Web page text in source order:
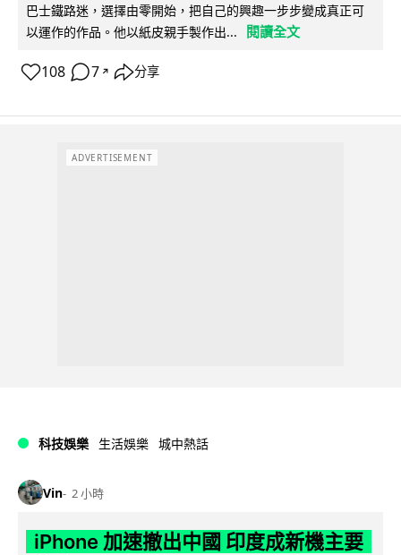
巴士鐵路迷，選擇由零開始，把自己的興趣一步步變成真正可
以運作的作品。他以紙皮親手製作出...
閱讀全文
108 7 ↗ 分享
ADVERTISEMENT
科技娛樂 生活娛樂 城中熱話
Vin 2 小時
iPhone 加速撤出中國 印度成新機主要